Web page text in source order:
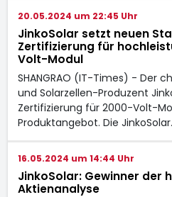
20.05.2024 um 22:45 Uhr
JinkoSolar setzt neuen
Zertifizierung für
Volt-Modul
SHANGRAO (IT-Times) - Der
und Solarzellen-Produzent
Zertifizierung für 2000-Volt-
Produktangebot. Die
16.05.2024 um 14:44 Uhr
JinkoSolar: Gewinner der
Aktienanalyse